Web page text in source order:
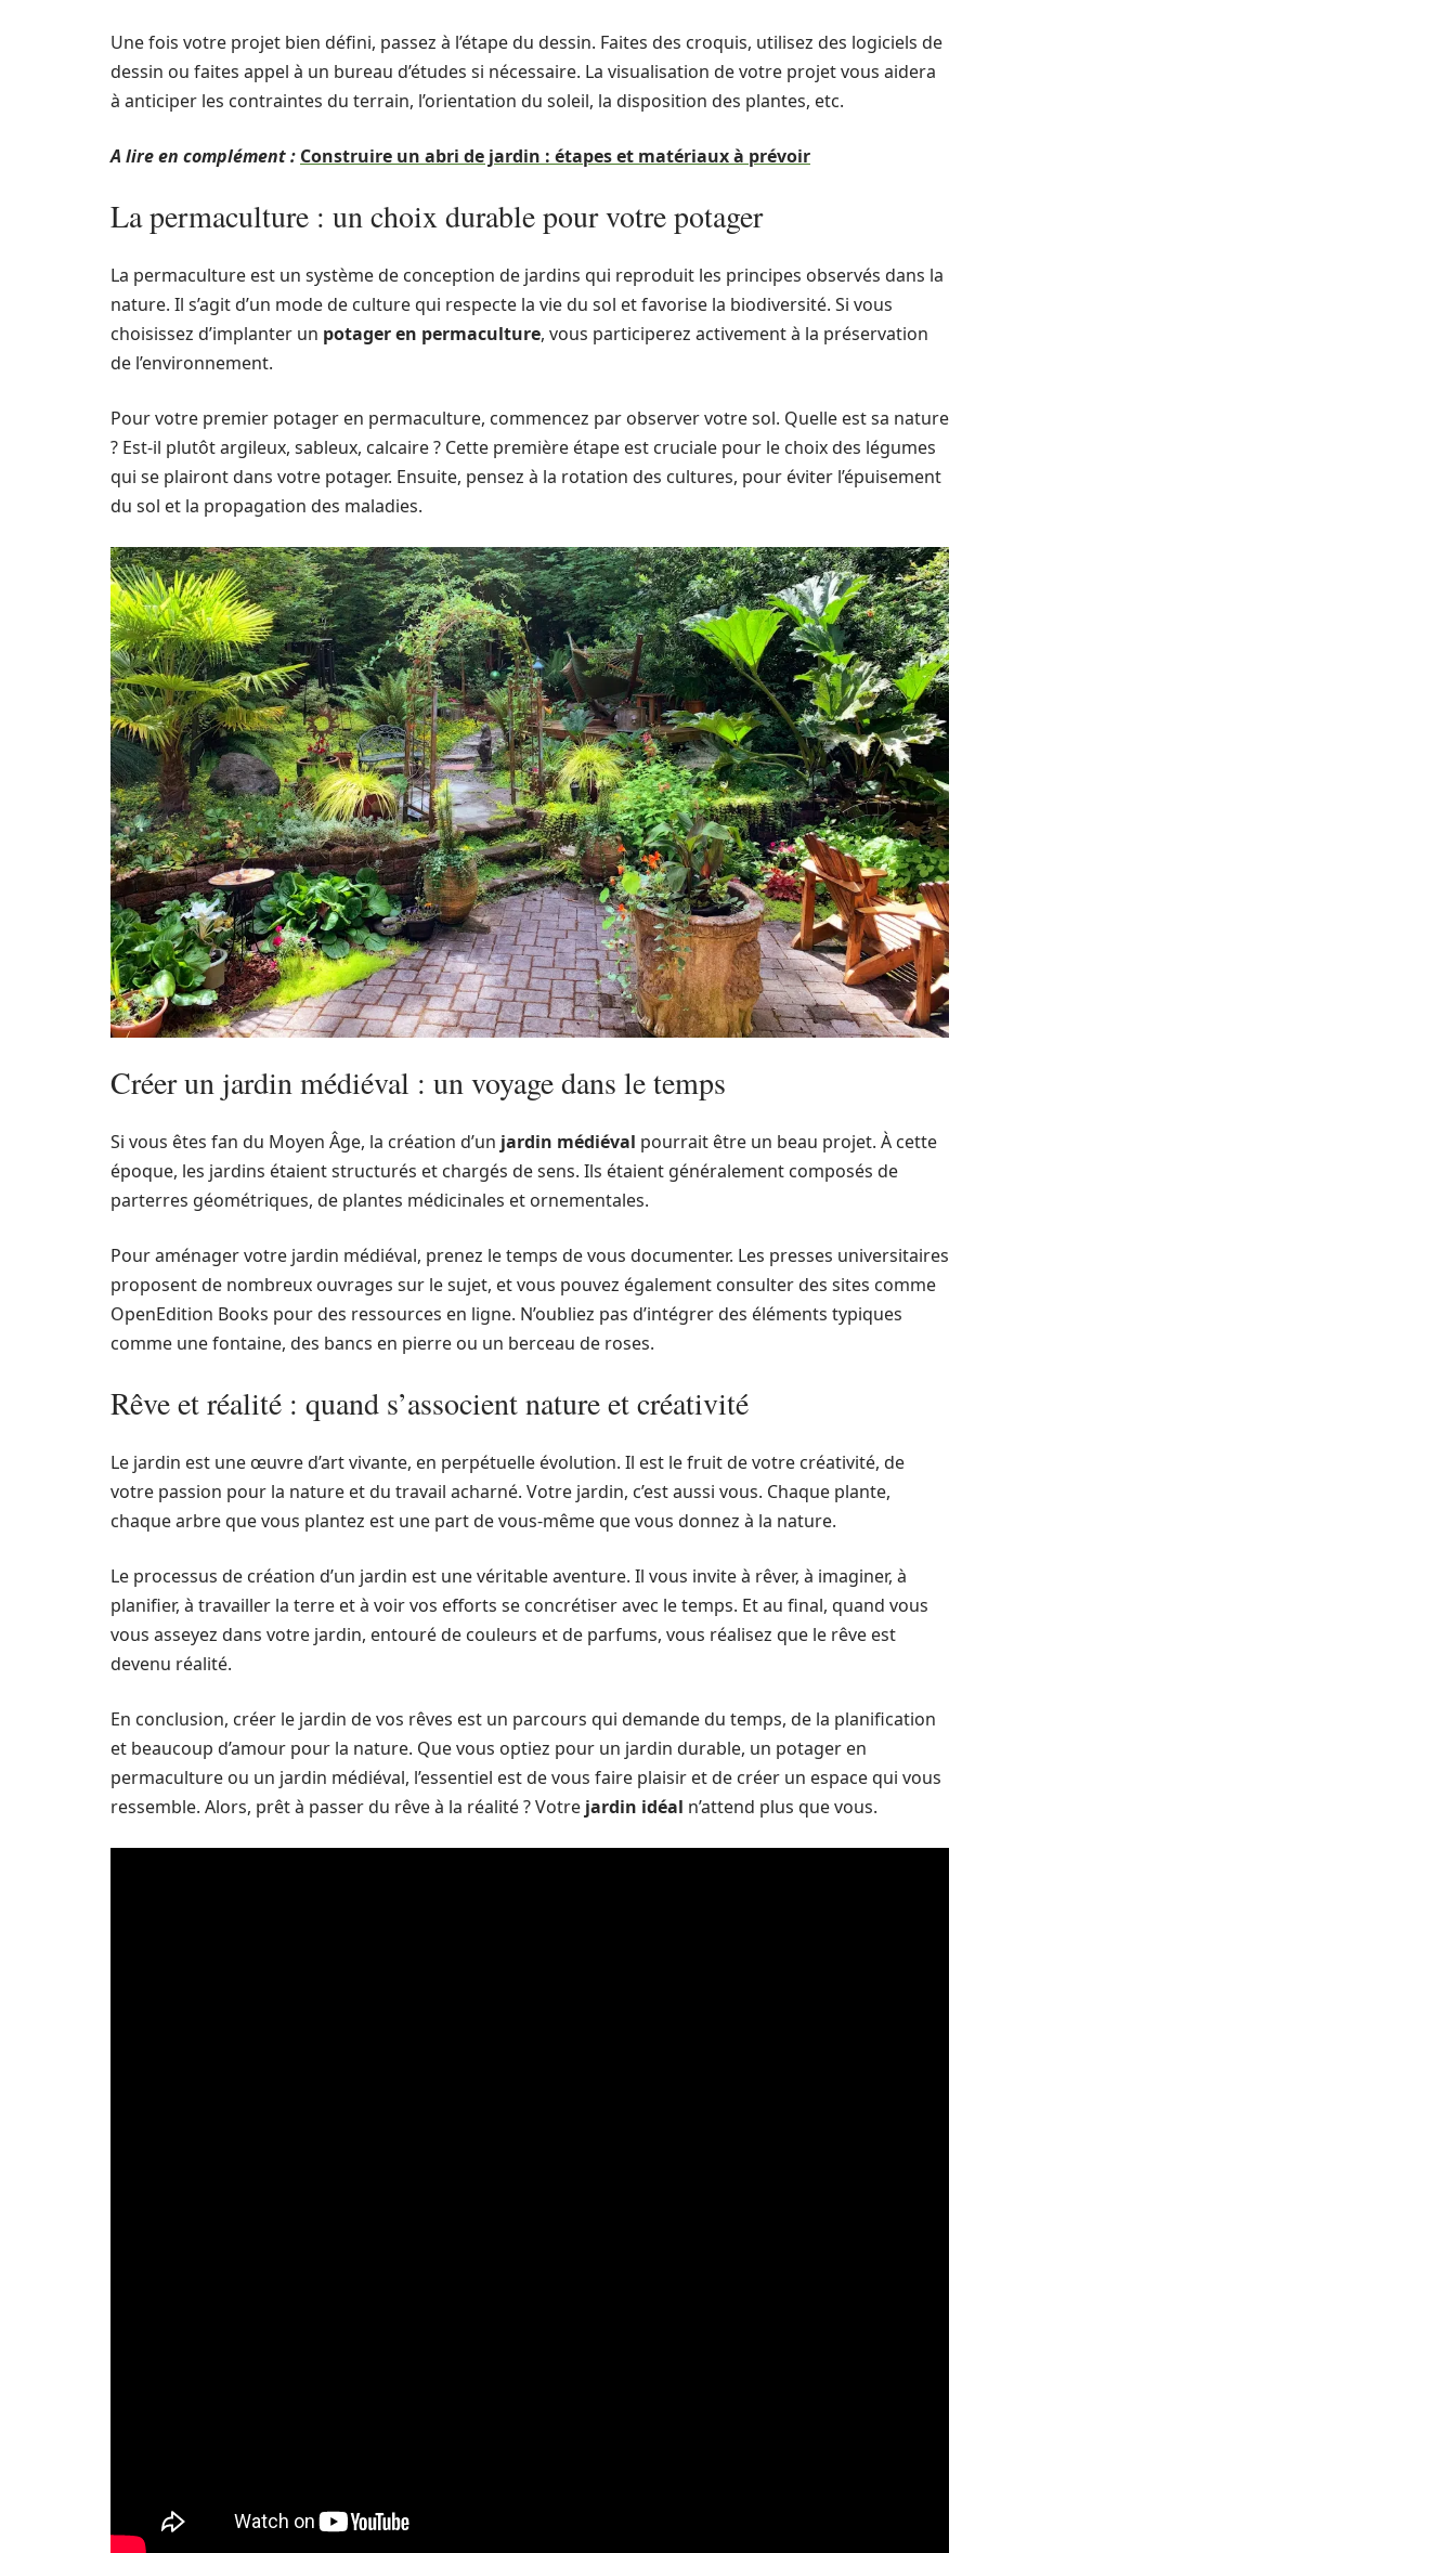
Une fois votre projet bien défini, passez à l’étape du dessin. Faites des croquis, utilisez des logiciels de
dessin ou faites appel à un bureau d’études si nécessaire. La visualisation de votre projet vous aidera
à anticiper les contraintes du terrain, l’orientation du soleil, la disposition des plantes, etc.
A lire en complément : Construire un abri de jardin : étapes et matériaux à prévoir
La permaculture : un choix durable pour votre potager
La permaculture est un système de conception de jardins qui reproduit les principes observés dans la
nature. Il s’agit d’un mode de culture qui respecte la vie du sol et favorise la biodiversité. Si vous
choisissez d’implanter un potager en permaculture, vous participerez activement à la préservation
de l’environnement.
Pour votre premier potager en permaculture, commencez par observer votre sol. Quelle est sa nature
? Est-il plutôt argileux, sableux, calcaire ? Cette première étape est cruciale pour le choix des légumes
qui se plairont dans votre potager. Ensuite, pensez à la rotation des cultures, pour éviter l’épuisement
du sol et la propagation des maladies.
Créer un jardin médiéval : un voyage dans le temps
Si vous êtes fan du Moyen Âge, la création d’un jardin médiéval pourrait être un beau projet. À cette
époque, les jardins étaient structurés et chargés de sens. Ils étaient généralement composés de
parterres géométriques, de plantes médicinales et ornementales.
Pour aménager votre jardin médiéval, prenez le temps de vous documenter. Les presses universitaires
proposent de nombreux ouvrages sur le sujet, et vous pouvez également consulter des sites comme
OpenEdition Books pour des ressources en ligne. N’oubliez pas d’intégrer des éléments typiques
comme une fontaine, des bancs en pierre ou un berceau de roses.
Rêve et réalité : quand s’associent nature et créativité
Le jardin est une œuvre d’art vivante, en perpétuelle évolution. Il est le fruit de votre créativité, de
votre passion pour la nature et du travail acharné. Votre jardin, c’est aussi vous. Chaque plante,
chaque arbre que vous plantez est une part de vous-même que vous donnez à la nature.
Le processus de création d’un jardin est une véritable aventure. Il vous invite à rêver, à imaginer, à
planifier, à travailler la terre et à voir vos efforts se concrétiser avec le temps. Et au final, quand vous
vous asseyez dans votre jardin, entouré de couleurs et de parfums, vous réalisez que le rêve est
devenu réalité.
En conclusion, créer le jardin de vos rêves est un parcours qui demande du temps, de la planification
et beaucoup d’amour pour la nature. Que vous optiez pour un jardin durable, un potager en
permaculture ou un jardin médiéval, l’essentiel est de vous faire plaisir et de créer un espace qui vous
ressemble. Alors, prêt à passer du rêve à la réalité ? Votre jardin idéal n’attend plus que vous.